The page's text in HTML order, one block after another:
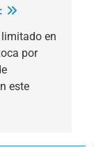
limitado en
por
este